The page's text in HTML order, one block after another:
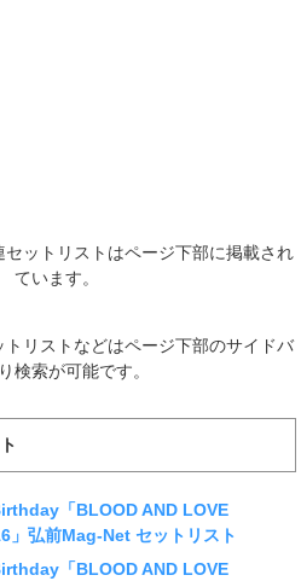
セットリストはページ下部に掲載され
ています。
リストなどはページ下部のサイドバ
検索が可能です。
「BLOOD AND LOVE
」弘前Mag-Net セットリスト
「BLOOD AND LOVE